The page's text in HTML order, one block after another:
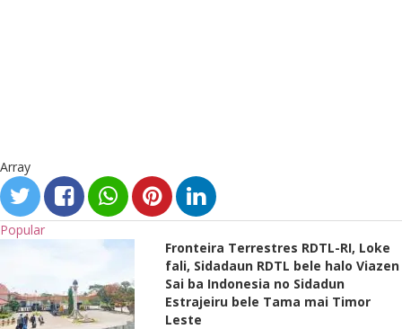
Array
Popular
Fronteira Terrestres RDTL-RI, Loke
fali, Sidadaun RDTL bele halo Viazen
Sai ba Indonesia no Sidadun
Estrajeiru bele Tama mai Timor
Leste